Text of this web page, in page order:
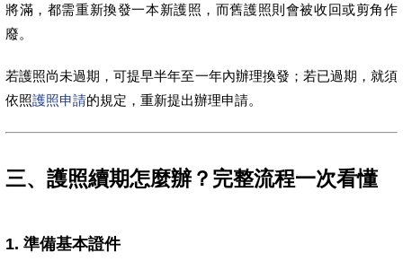
將滿，都需重新換發一本新護照，而舊護照則會被收回或剪角作
廢。
若護照尚未過期，可提早半年至一年內辦理換發；若已過期，就須
依照護照申請的規定，重新提出辦理申請。
三、護照續期怎麼辦？完整流程一次看懂
1. 準備基本證件